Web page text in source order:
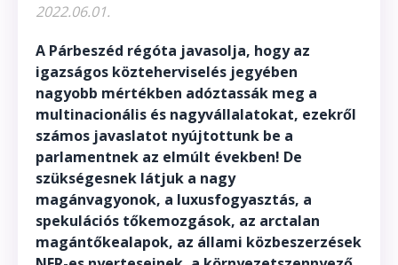
2022.06.01.
A Párbeszéd régóta javasolja, hogy az
igazságos közteherviselés jegyében
nagyobb mértékben adóztassák meg a
multinacionális és nagyvállalatokat, ezekről
számos javaslatot nyújtottunk be a
parlamentnek az elmúlt években! De
szükségesnek látjuk a nagy
magánvagyonok, a luxusfogyasztás, a
spekulációs tőkemozgások, az arctalan
magántőkealapok, az állami közbeszerzések